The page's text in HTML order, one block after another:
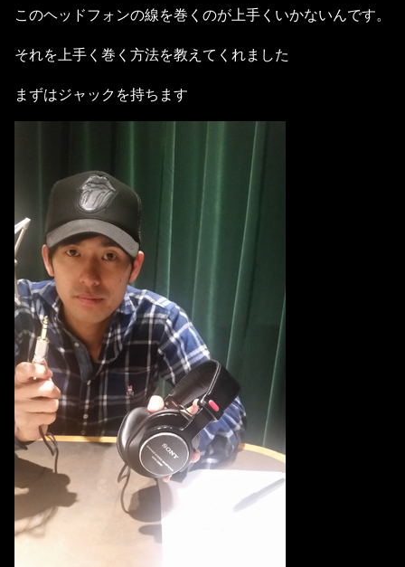
このヘッドフォンの線を巻くのが上手くいかないんです。
それを上手く巻く方法を教えてくれました
まずはジャックを持ちます